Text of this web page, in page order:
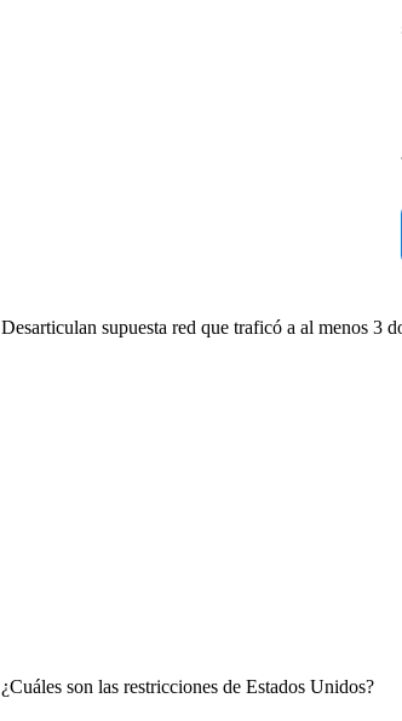
Desarticulan supuesta red que traficó a al menos 3
¿Cuáles son las restricciones de Estados Unidos?